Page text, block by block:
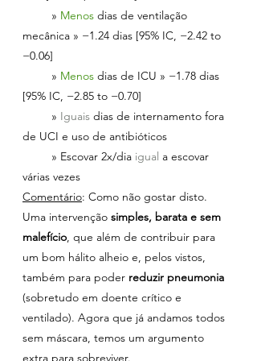
         »
Menos dias de ventilação
mecânica » −1.24 dias [95% IC, −2.42 to
−0.06]
» Menos dias de ICU » −1.78 dias
[95% IC, −2.85 to −0.70]
         »
Iguais dias de internamento fora
de UCI e uso de antibióticos
         » Escovar 2x/dia
igual a escovar
várias vezes
Comentário: Como não gostar disto.
Uma intervenção simples, barata e sem
malefício , que além de contribuir para
um bom hálito alheio e, pelos vistos,
também para poder reduzir pneumonia
(sobretudo em doente crítico e
ventilado). Agora que já andamos todos
sem máscara, temos um argumento
extra para sobreviver.